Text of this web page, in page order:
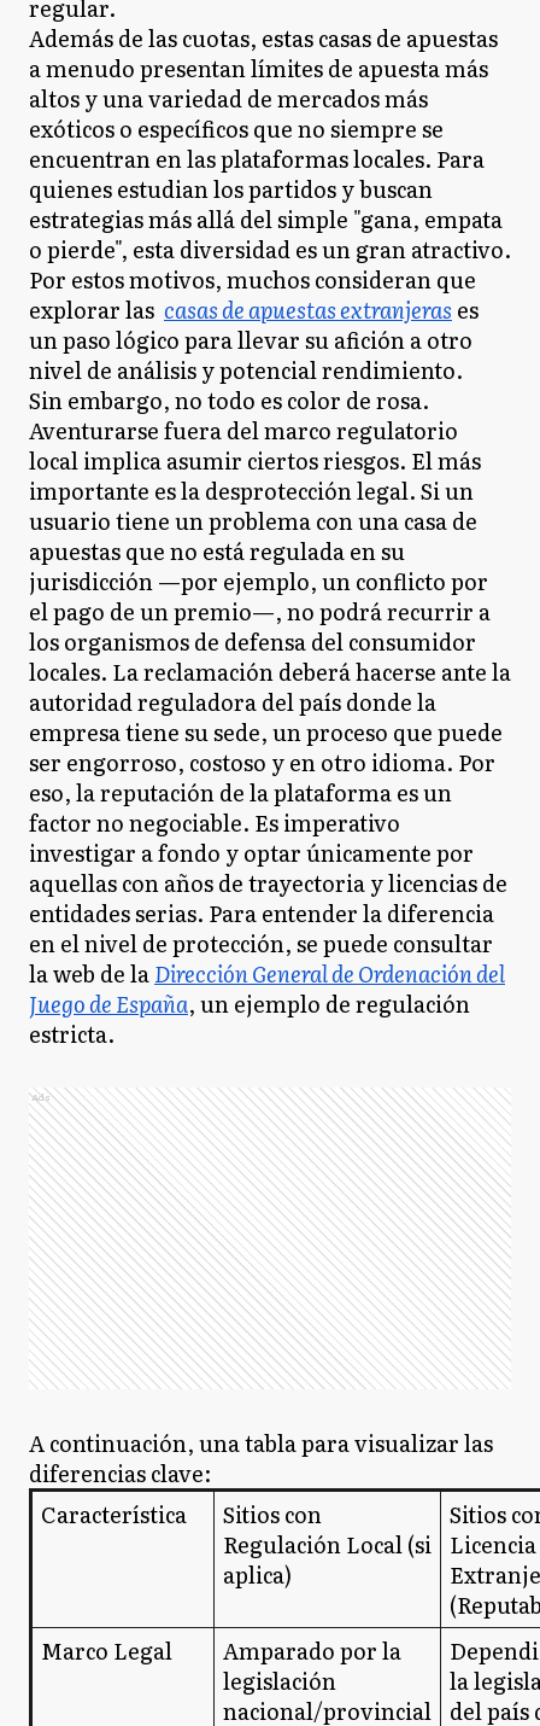
regular.
Además de las cuotas, estas casas de apuestas
a menudo presentan límites de apuesta más
altos y una variedad de mercados más
exóticos o específicos que no siempre se
encuentran en las plataformas locales. Para
quienes estudian los partidos y buscan
estrategias más allá del simple "gana, empata
o pierde", esta diversidad es un gran atractivo.
Por estos motivos, muchos consideran que
explorar las casas de apuestas extranjeras es
un paso lógico para llevar su afición a otro
nivel de análisis y potencial rendimiento.
Sin embargo, no todo es color de rosa.
Aventurarse fuera del marco regulatorio
local implica asumir ciertos riesgos. El más
importante es la desprotección legal. Si un
usuario tiene un problema con una casa de
apuestas que no está regulada en su
jurisdicción —por ejemplo, un conflicto por
el pago de un premio—, no podrá recurrir a
los organismos de defensa del consumidor
locales. La reclamación deberá hacerse ante la
autoridad reguladora del país donde la
empresa tiene su sede, un proceso que puede
ser engorroso, costoso y en otro idioma. Por
eso, la reputación de la plataforma es un
factor no negociable. Es imperativo
investigar a fondo y optar únicamente por
aquellas con años de trayectoria y licencias de
entidades serias. Para entender la diferencia
en el nivel de protección, se puede consultar
la web de laDirección General de Ordenación del
Juego de España, un ejemplo de regulación
estricta.
Ads
A continuación, una tabla para visualizar las
diferencias clave:
Característica
Sitios con
Regulación Local (si
aplica)
Sitios
Licencia
Marco Legal
Amparado por la
legislación
nacional/provincial
la
del país